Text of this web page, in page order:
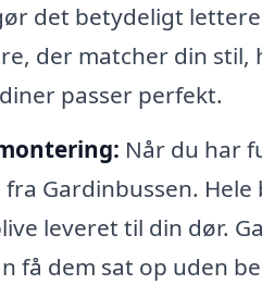
det betydeligt
der matcher din
passer perfekt.
Når du har
Gardinbussen.
leveret til din dør.
få dem sat op uden